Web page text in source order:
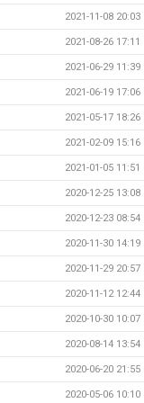
2021-11-08 20:03
2021-08-26 17:11
2021-06-29 11:39
2021-06-19 17:06
2021-05-17 18:26
2021-02-09 15:16
2021-01-05 11:51
2020-12-25 13:08
2020-12-23 08:54
2020-11-30 14:19
2020-11-29 20:57
2020-11-12 12:44
2020-10-30 10:07
2020-08-14 13:54
2020-06-20 21:55
2020-05-06 10:10